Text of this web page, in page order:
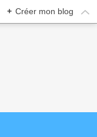
+ Créer mon blog